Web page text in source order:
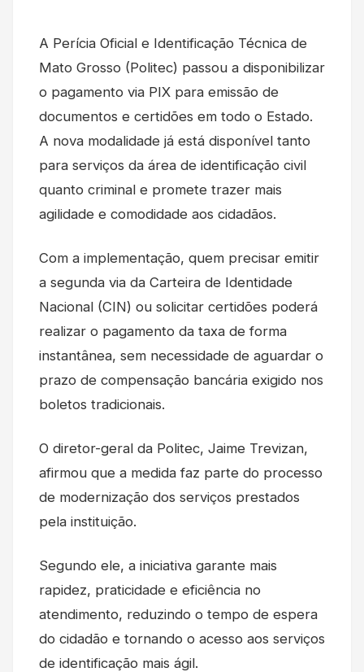
A Perícia Oficial e Identificação Técnica de
Mato Grosso (Politec) passou a disponibilizar
o pagamento via PIX para emissão de
documentos e certidões em todo o Estado.
A nova modalidade já está disponível tanto
para serviços da área de identificação civil
quanto criminal e promete trazer mais
agilidade e comodidade aos cidadãos.
Com a implementação, quem precisar emitir
a segunda via da Carteira de Identidade
Nacional (CIN) ou solicitar certidões poderá
realizar o pagamento da taxa de forma
instantânea, sem necessidade de aguardar o
prazo de compensação bancária exigido nos
boletos tradicionais.
O diretor-geral da Politec, Jaime Trevizan,
afirmou que a medida faz parte do processo
de modernização dos serviços prestados
pela instituição.
Segundo ele, a iniciativa garante mais
rapidez, praticidade e eficiência no
atendimento, reduzindo o tempo de espera
do cidadão e tornando o acesso aos serviços
de identificação mais ágil.